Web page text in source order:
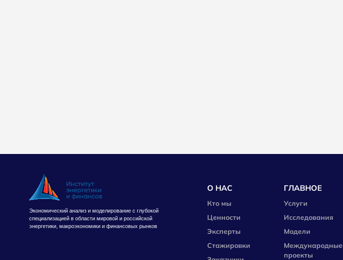
Экономический анализ и моделирование с глубокой
специализацией в области мировой и российской
энергетики, макроэкономики и финансовых рынков
О НАС
Кто мы
Ценности
Эксперты
Стажировки
ГЛАВНОЕ
Услуги
Исследования
Модели
Международные
проекты